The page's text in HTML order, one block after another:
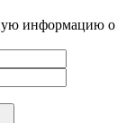
информацию о